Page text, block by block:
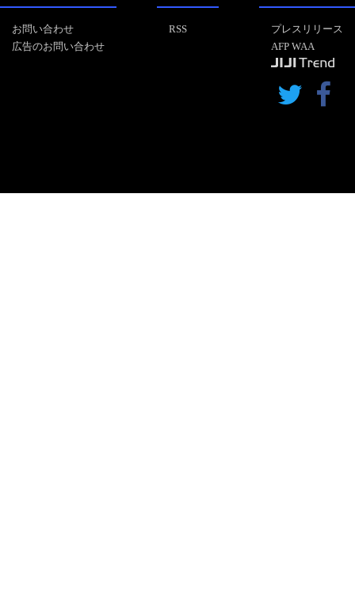
お問い合わせ
広告のお問い合わせ
RSS
プレスリリース
AFP WAA